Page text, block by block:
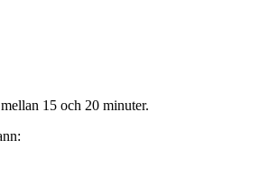
15 och 20 minuter.